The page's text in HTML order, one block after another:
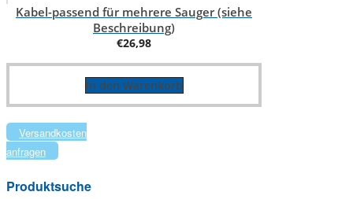
Kabel-passend für mehrere Sauger (siehe
Beschreibung)
€26,98
In den Warenkorb
Versandkosten
anfragen
Produktsuche